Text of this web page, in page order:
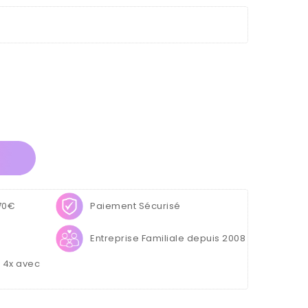
Paiement Sécurisé
Entreprise Familiale depuis 2008
4x avec